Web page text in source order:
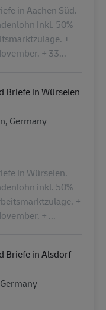
in Aachen Süd.
inkl. 50%
+
+ 33...
Briefe in Würselen
Germany
in Würselen.
inkl. 50%
+
+ ...
Briefe in Alsdorf